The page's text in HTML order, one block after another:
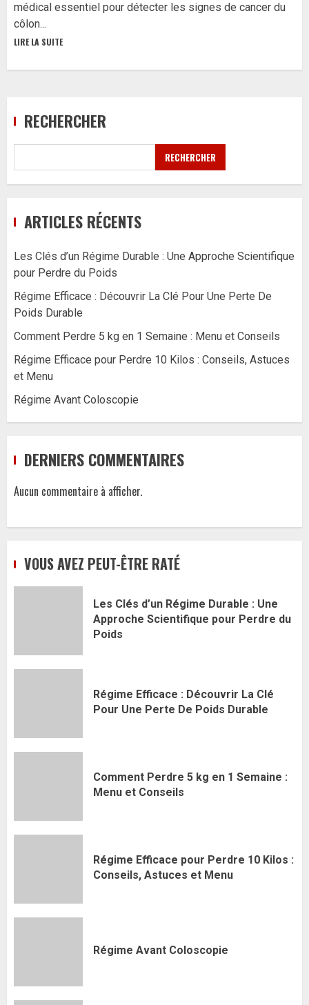
médical essentiel pour détecter les signes de cancer du
côlon...
LIRE LA SUITE
RECHERCHER
RECHERCHER
ARTICLES RÉCENTS
Les Clés d’un Régime Durable : Une Approche Scientifique
pour Perdre du Poids
Régime Efficace : Découvrir La Clé Pour Une Perte De
Poids Durable
Comment Perdre 5 kg en 1 Semaine : Menu et Conseils
Régime Efficace pour Perdre 10 Kilos : Conseils, Astuces
et Menu
Régime Avant Coloscopie
DERNIERS COMMENTAIRES
Aucun commentaire à afficher.
VOUS AVEZ PEUT-ÊTRE RATÉ
Les Clés d’un Régime Durable : Une
Approche Scientifique pour Perdre du
Poids
Régime Efficace : Découvrir La Clé
Pour Une Perte De Poids Durable
Comment Perdre 5 kg en 1 Semaine :
Menu et Conseils
Régime Efficace pour Perdre 10 Kilos :
Conseils, Astuces et Menu
Régime Avant Coloscopie